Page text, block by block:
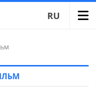
RU